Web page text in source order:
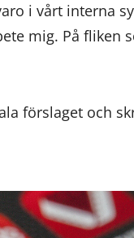
i vårt interna
mig. På fliken
förslaget och